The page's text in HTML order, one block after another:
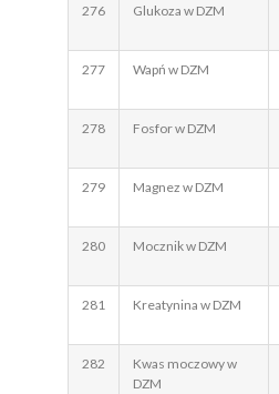
276 Glukoza w DZM
277 Wapń w DZM
278 Fosfor w DZM
279 Magnez w DZM
280 Mocznik w DZM
281 Kreatynina w DZM
282
Kwas moczowy w
DZM